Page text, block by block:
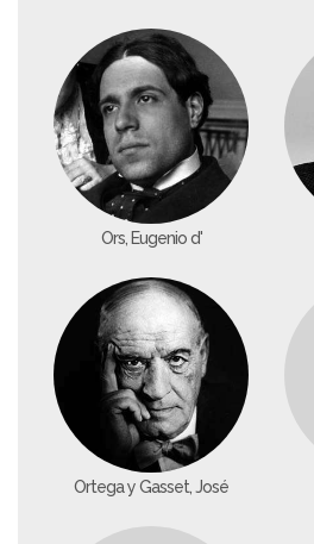
Ors, Eugenio d'
Ortega y Gasset, José